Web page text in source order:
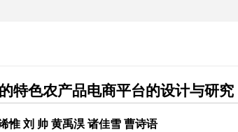
特色农产品电商平台的设计与研究
惟 刘 帅 黄禹淏 诸佳雪 曹诗语